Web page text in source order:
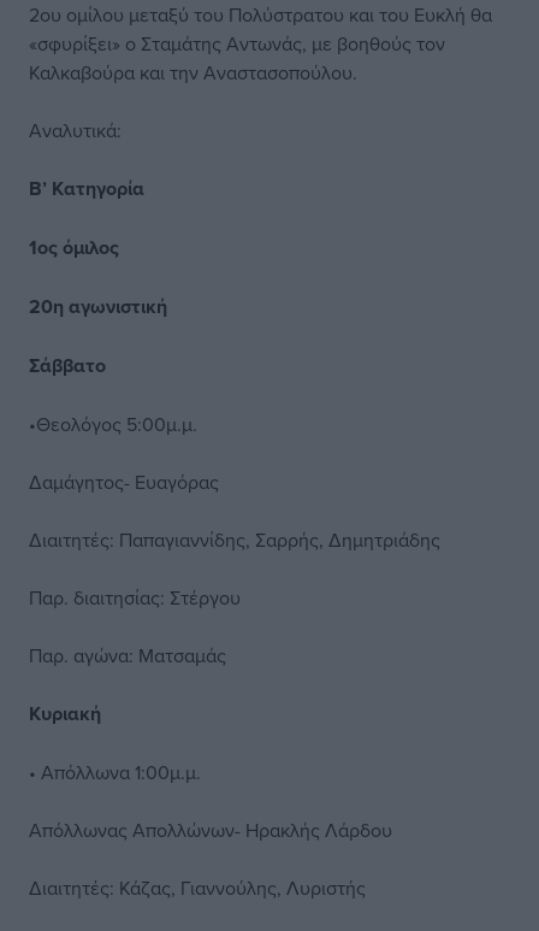
2ου ομίλου μεταξύ του Πολύστρατου και του Ευκλή θα
«σφυρίξει» ο Σταμάτης Αντωνάς, με βοηθούς τον
Καλκαβούρα και την Αναστασοπούλου.
Αναλυτικά:
Β’ Κατηγορία
1ος όμιλος
20η αγωνιστική
Σάββατο
•Θεολόγος 5:00μ.μ.
Δαμάγητος- Ευαγόρας
Διαιτητές: Παπαγιαννίδης, Σαρρής, Δημητριάδης
Παρ. διαιτησίας: Στέργου
Παρ. αγώνα: Ματσαμάς
Κυριακή
• Απόλλωνα 1:00μ.μ.
Απόλλωνας Απολλώνων- Ηρακλής Λάρδου
Διαιτητές: Κάζας, Γιαννούλης, Λυριστής